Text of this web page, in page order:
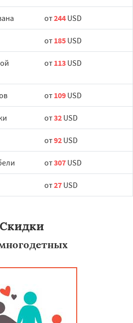
от244 USD
от 185 USD
от 113 USD
от 109 USD
от32 USD
от92 USD
от307 USD
от27 USD
Скидки